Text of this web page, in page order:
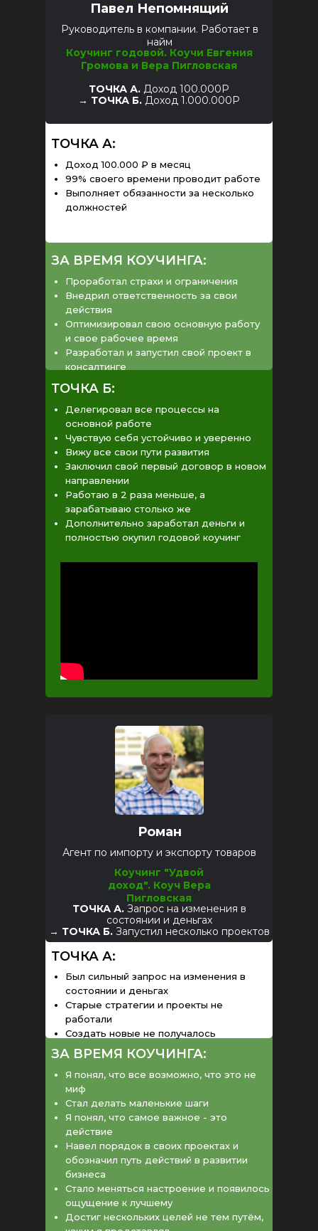
Руководитель в компании. Работает в
найм
Коучинг годовой. Коучи Евгения
Громова и Вера Пигловская
ТОЧКА А:
ЗА ВРЕМЯ КОУЧИНГА:
ТОЧКА Б:
Доход 100.000 ₽ в месяц
99% своего времени проводит работе
Выполняет обязанности за несколько
должностей
Проработал страхи и ограничения
Внедрил ответственность за свои
действия
Оптимизировал свою основную работу
и свое рабочее время
Разработал и запустил свой проект в
консалтинге
Делегировал все процессы на
основной работе
Чувствую себя устойчиво и уверенно
Вижу все свои пути развития
Заключил свой первый договор в новом
направлении
Работаю в 2 раза меньше, а
зарабатываю столько же
Дополнительно заработал деньги и
полностью окупил годовой коучинг
Павел Непомнящий
ТОЧКА А. Доход 100.000Р
→ ТОЧКА Б. Доход 1.000.000Р
Агент по импорту и экспорту товаров
Коучинг "Удвой
доход". Коуч Вера
Пигловская
ТОЧКА А:
ЗА ВРЕМЯ КОУЧИНГА:
Был сильный запрос на изменения в
состоянии и деньгах
Старые стратегии и проекты не
работали
Создать новые не получалось
Я понял, что все возможно, что это не
миф
Стал делать маленькие шаги
Я понял, что самое важное - это
действие
Навел порядок в своих проектах и
обозначил путь действий в развитии
бизнеса
Стало меняться настроение и появилось
ощущение к лучшему
Достиг нескольких целей не тем путём,
Роман
ТОЧКА А.Запрос на изменения в
состоянии и деньгах
→ ТОЧКА Б.Запустил несколько проектов